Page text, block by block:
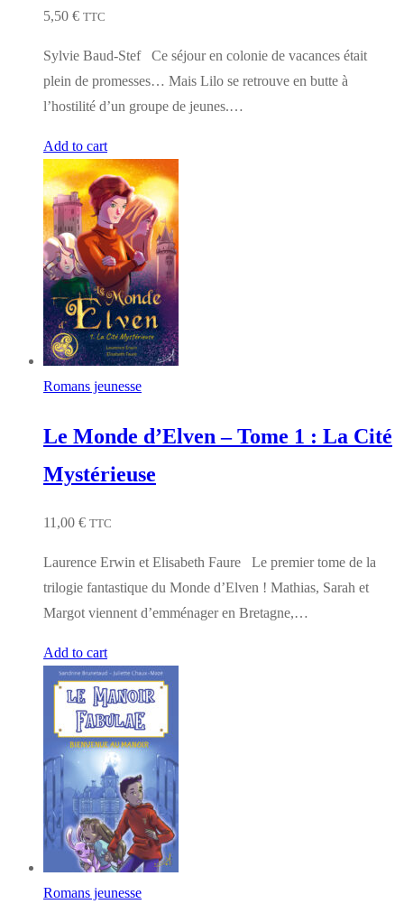
5,50 € TTC
Sylvie Baud-Stef Ce séjour en colonie de vacances était
plein de promesses… Mais Lilo se retrouve en butte à
l’hostilité d’un groupe de jeunes.…
Add to cart
Romans jeunesse
Le Monde d’Elven – Tome 1 : La Cité
Mystérieuse
11,00 € TTC
Laurence Erwin et Elisabeth Faure Le premier tome de la
trilogie fantastique du Monde d’Elven ! Mathias, Sarah et
Margot viennent d’emménager en Bretagne,…
Add to cart
Romans jeunesse